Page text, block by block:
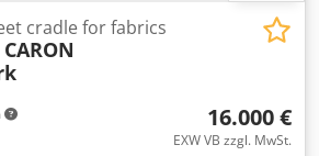
cradle for fabrics
16.000 €
EXW VB zzgl. MwSt.